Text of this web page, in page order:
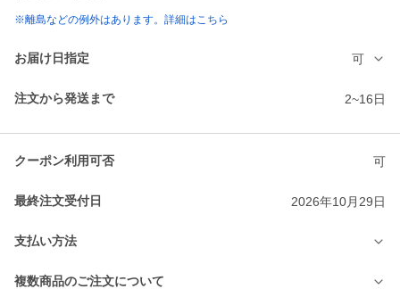
※離島などの例外はあります。詳細はこちら
お届け日指定 可
注文から発送まで 2~16日
クーポン利用可否 可
最終注文受付日 2026年10月29日
支払い方法
複数商品のご注文について